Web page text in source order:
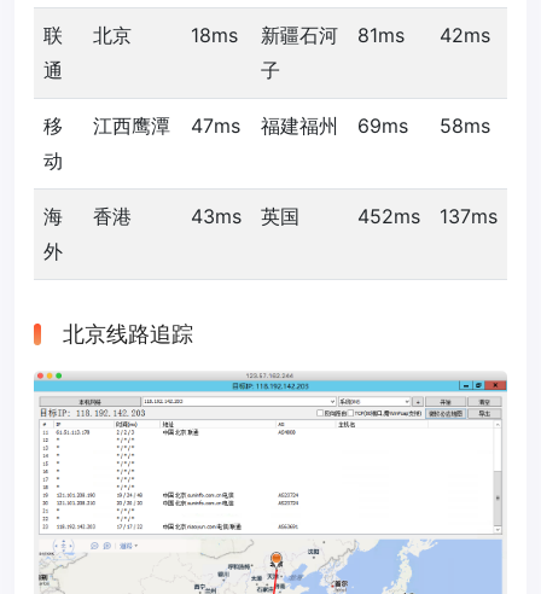
联
通
北京 18ms
新疆石河
子
81ms 42ms
移
动
江西鹰潭 47ms 福建福州 69ms 58ms
海
外
香港 43ms 英国 452ms 137ms
北京线路追踪